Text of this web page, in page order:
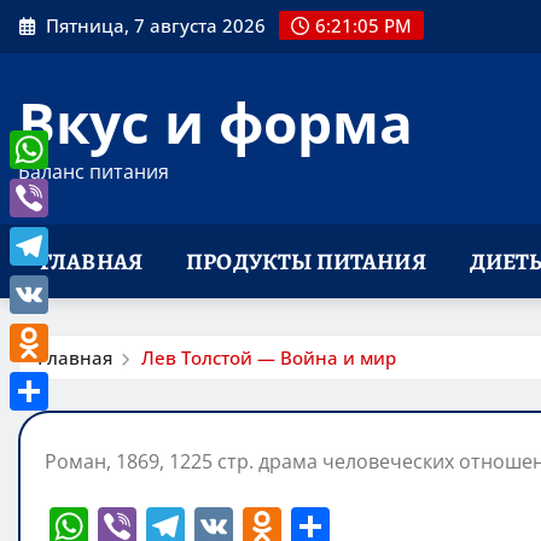
Перейти
к
Пятница, 7 августа 2026 6:21:06 PM
Вкус и форма
Баланс питания
ГЛАВНАЯ ПРОДУКТЫ ПИТАНИЯ
Главная Лев Толстой — Война и мир
Роман, 1869, 1225 стр. драма человеческих
W Vi T V O
WhatsApp
Viber
Telegram
VK
Odnoklassniki
Отправить